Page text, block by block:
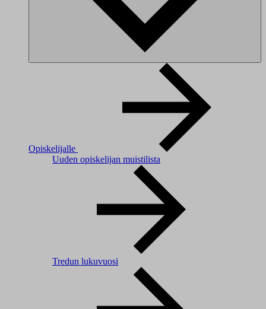
Opiskelijalle
Uuden opiskelijan muistilista
Tredun lukuvuosi